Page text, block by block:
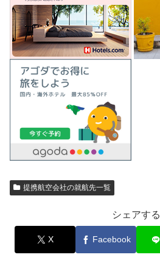
提携航空会社の就航先一覧
シェアする
X Facebook